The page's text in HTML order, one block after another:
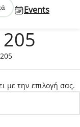
Events
με την επιλογή σας.